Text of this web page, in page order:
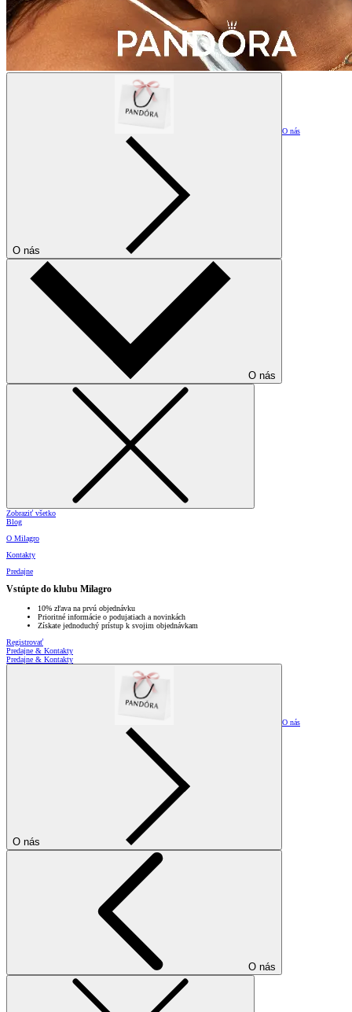
O nás
O nás
O nás
Zobraziť všetko
Blog
O Milagro
Kontakty
Predajne
Vstúpte do klubu Milagro
10% zľava na prvú objednávku
Prioritné informácie o podujatiach a novinkách
Získate jednoduchý prístup k svojim objednávkam
Registrovať
Predajne & Kontakty
Predajne & Kontakty
O nás
O nás
O nás